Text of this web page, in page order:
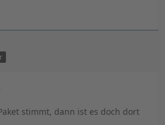
stimmt, dann ist es doch dort